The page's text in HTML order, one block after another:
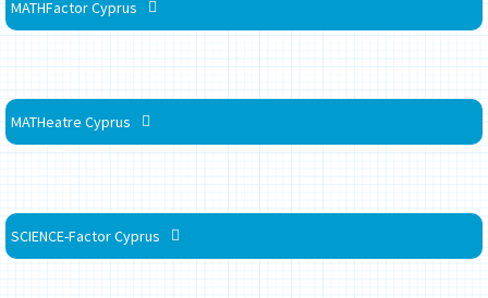
MATHFactor Cyprus
MATHeatre Cyprus
SCIENCE-Factor Cyprus